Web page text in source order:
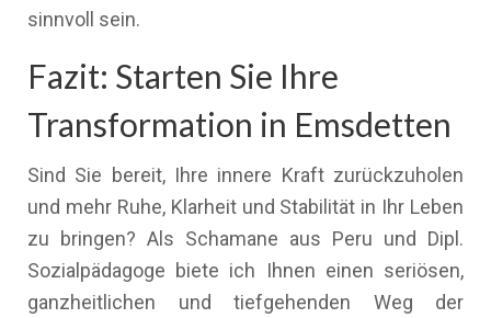
sinnvoll sein.
Fazit: Starten Sie Ihre
Transformation in Emsdetten
Sind Sie bereit, Ihre innere Kraft zurückzuholen
und mehr Ruhe, Klarheit und Stabilität in Ihr Leben
zu bringen? Als Schamane aus Peru und Dipl.
Sozialpädagoge biete ich Ihnen einen seriösen,
ganzheitlichen und tiefgehenden Weg der